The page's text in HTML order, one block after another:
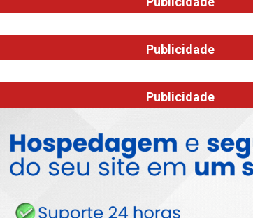
Publicidade
Publicidade